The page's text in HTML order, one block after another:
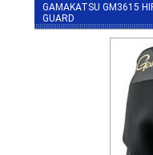
GAMAKATSU GM3615
GUARD